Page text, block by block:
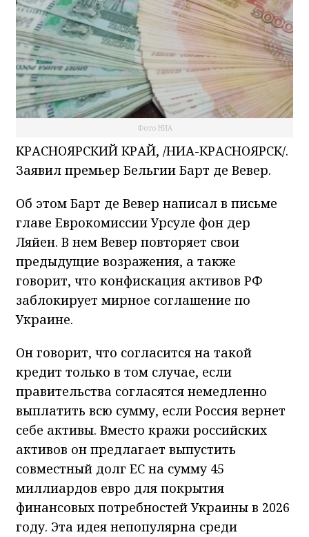
Фото НИА
КРАСНОЯРСКИЙ КРАЙ, /НИА-КРАСНОЯРСК/.
Заявил премьер Бельгии Барт де Вевер.
Об этом Барт де Вевер написал в письме
главе Еврокомиссии Урсуле фон дер
Ляйен. В нем Вевер повторяет свои
предыдущие возражения, а также
говорит, что конфискация активов РФ
заблокирует мирное соглашение по
Украине.
Он говорит, что согласится на такой
кредит только в том случае, если
правительства согласятся немедленно
выплатить всю сумму, если Россия вернет
себе активы. Вместо кражи российских
активов он предлагает выпустить
совместный долг ЕС на сумму 45
миллиардов евро для покрытия
финансовых потребностей Украины в 2026
году. Эта идея непопулярна среди